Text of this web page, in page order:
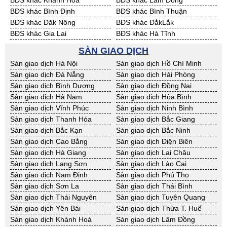
BĐS khác Bình Định
BĐS khác Bình Thuận
BĐS khác Đăk Nông
BĐS khác ĐắkLắk
BĐS khác Gia Lai
BĐS khác Hà Tĩnh
BĐS khác Ninh Thuận
BĐS khác Phú Yên
BĐS khác Quảng Bình
BĐS khác Quảng Nam
BĐS khác Quảng Ngãi
BĐS khác Bà Rịa - VT
BĐS khác Cần Thơ
BĐS khác An Giang
BĐS khác Bạc Liêu
BĐS khác Bến Tre
BĐS khác Bình Phước
BĐS khác Cà Mau
BĐS khác Đồng Tháp
BĐS khác Hậu Giang
BĐS khác Kiên Giang
BĐS khác Long An
BĐS khác Sóc Trăng
BĐS khác Tây Ninh
BĐS khác Tiền Giang
BĐS khác Trà Vinh
BĐS khác Vĩnh Long
BĐS khác Hải Dương
BĐS khác Hưng Yên
BĐS khác Quảng Ninh
SÀN GIAO DỊCH
Sàn giao dịch Hà Nội
Sàn giao dịch Hồ Chí Minh
Sàn giao dịch Đà Nẵng
Sàn giao dịch Hải Phòng
Sàn giao dịch Bình Dương
Sàn giao dịch Đồng Nai
Sàn giao dịch Hà Nam
Sàn giao dịch Hòa Bình
Sàn giao dịch Vĩnh Phúc
Sàn giao dịch Ninh Bình
Sàn giao dịch Thanh Hóa
Sàn giao dịch Bắc Giang
Sàn giao dịch Bắc Kạn
Sàn giao dịch Bắc Ninh
Sàn giao dịch Cao Bằng
Sàn giao dịch Điện Biên
Sàn giao dịch Hà Giang
Sàn giao dịch Lai Châu
Sàn giao dịch Lạng Sơn
Sàn giao dịch Lào Cai
Sàn giao dịch Nam Định
Sàn giao dịch Phú Thọ
Sàn giao dịch Sơn La
Sàn giao dịch Thái Bình
Sàn giao dịch Thái Nguyên
Sàn giao dịch Tuyên Quang
Sàn giao dịch Yên Bái
Sàn giao dịch Thừa T. Huế
Sàn giao dịch Khánh Hoà
Sàn giao dịch Lâm Đồng